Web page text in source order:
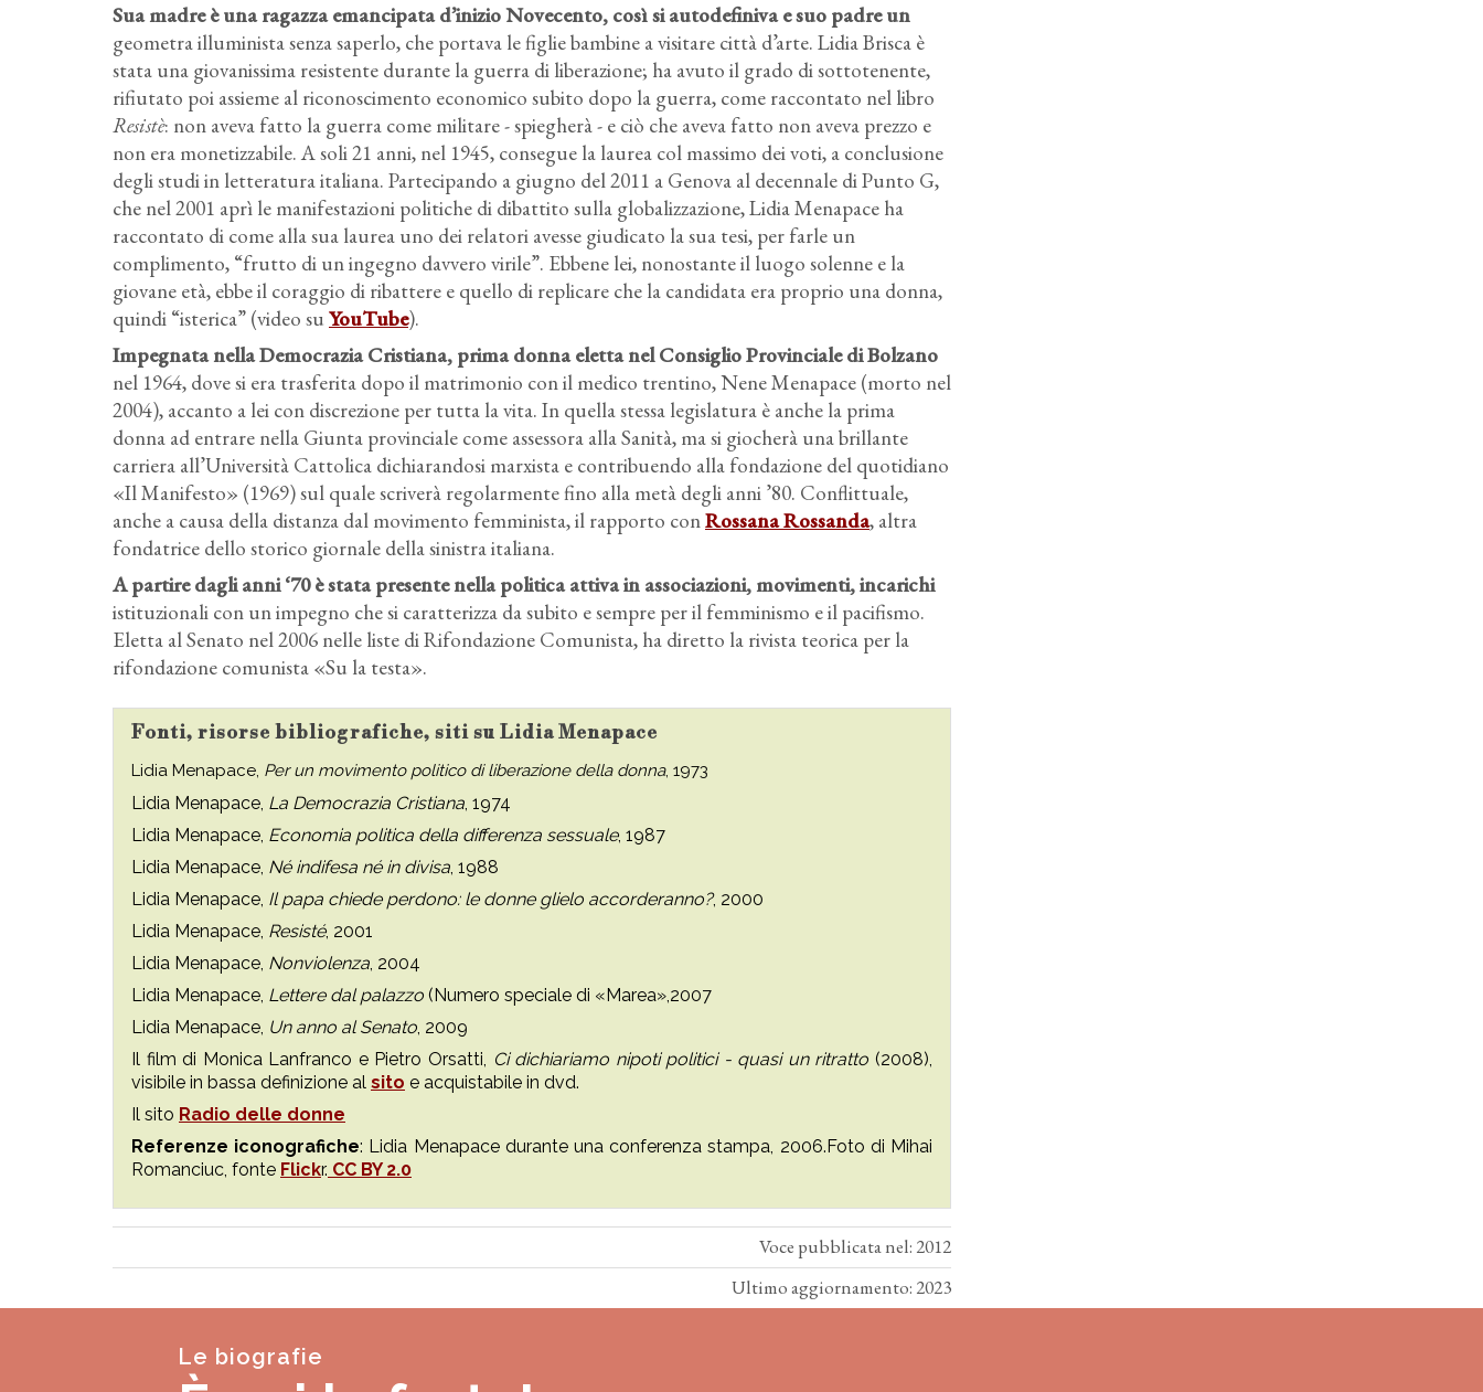
Sua madre è una ragazza emancipata d’inizio Novecento, così si autodefiniva e suo padre un
geometra illuminista senza saperlo, che portava le figlie bambine a visitare città d’arte. Lidia Brisca è
stata una giovanissima resistente durante la guerra di liberazione; ha avuto il grado di sottotenente,
rifiutato poi assieme al riconoscimento economico subito dopo la guerra, come raccontato nel libro
Resistè: non aveva fatto la guerra come militare - spiegherà - e ciò che aveva fatto non aveva prezzo e
non era monetizzabile. A soli 21 anni, nel 1945, consegue la laurea col massimo dei voti, a conclusione
degli studi in letteratura italiana. Partecipando a giugno del 2011 a Genova al decennale di Punto G,
che nel 2001 aprì le manifestazioni politiche di dibattito sulla globalizzazione, Lidia Menapace ha
raccontato di come alla sua laurea uno dei relatori avesse giudicato la sua tesi, per farle un
complimento, “frutto di un ingegno davvero virile”. Ebbene lei, nonostante il luogo solenne e la
giovane età, ebbe il coraggio di ribattere e quello di replicare che la candidata era proprio una donna,
quindi “isterica” (video su YouTube).
Impegnata nella Democrazia Cristiana, prima donna eletta nel Consiglio Provinciale di Bolzano
nel 1964, dove si era trasferita dopo il matrimonio con il medico trentino, Nene Menapace (morto nel
2004), accanto a lei con discrezione per tutta la vita. In quella stessa legislatura è anche la prima
donna ad entrare nella Giunta provinciale come assessora alla Sanità, ma si giocherà una brillante
carriera all’Università Cattolica dichiarandosi marxista e contribuendo alla fondazione del quotidiano
«Il Manifesto» (1969) sul quale scriverà regolarmente fino alla metà degli anni ’80. Conflittuale,
anche a causa della distanza dal movimento femminista, il rapporto conRossana Rossanda, altra
fondatrice dello storico giornale della sinistra italiana.
A partire dagli anni ‘70 è stata presente nella politica attiva in associazioni, movimenti, incarichi
istituzionali con un impegno che si caratterizza da subito e sempre per il femminismo e il pacifismo.
Eletta al Senato nel 2006 nelle liste di Rifondazione Comunista, ha diretto la rivista teorica per la
rifondazione comunista «Su la testa».
Fonti, risorse bibliografiche, siti su Lidia Menapace
Lidia Menapace, Per un movimento politico di liberazione della donna, 1973
Lidia Menapace, La Democrazia Cristiana, 1974
Lidia Menapace, Economia politica della differenza sessuale, 1987
Lidia Menapace, Né indifesa né in divisa, 1988
Lidia Menapace, Il papa chiede perdono: le donne glielo accorderanno?, 2000
Lidia Menapace, Resisté, 2001
Lidia Menapace, Nonviolenza, 2004
Lidia Menapace, Lettere dal palazzo (Numero speciale di «Marea»,2007
Lidia Menapace, Un anno al Senato, 2009
Il film di Monica Lanfranco e Pietro Orsatti, Ci dichiariamo nipoti politici - quasi un ritratto (2008),
visibile in bassa definizione al sito e acquistabile in dvd.
Il sito Radio delle donne
Referenze iconografiche: Lidia Menapace durante una conferenza stampa, 2006.Foto di Mihai
Romanciuc, fonte Flickr. CC BY 2.0
Voce pubblicata nel: 2012
Ultimo aggiornamento: 2023
Le biografie